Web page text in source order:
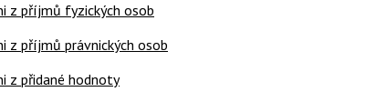
z příjmů fyzických osob
z příjmů právnických osob
z přidané hodnoty